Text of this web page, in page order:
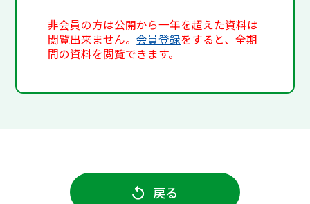
非会員の方は公開から一年を超えた資料は
閲覧出来ません。会員登録をすると、全期
間の資料を閲覧できます。
戻る